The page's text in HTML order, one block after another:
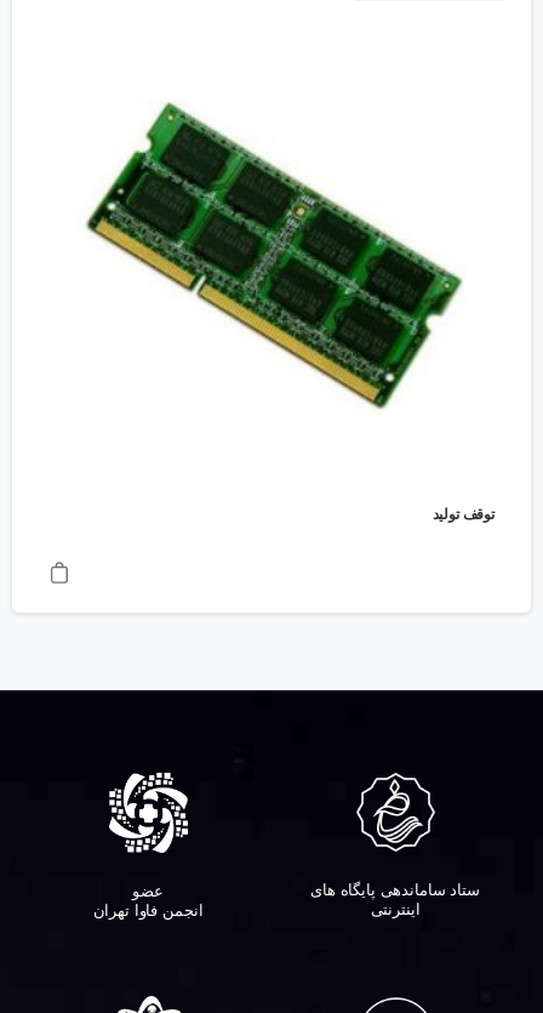
توقف تولید
ستاد ساماندهی پایگاه های
اینترنتی
عضو
انجمن فاوا تهران